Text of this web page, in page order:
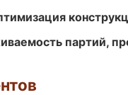
партий,